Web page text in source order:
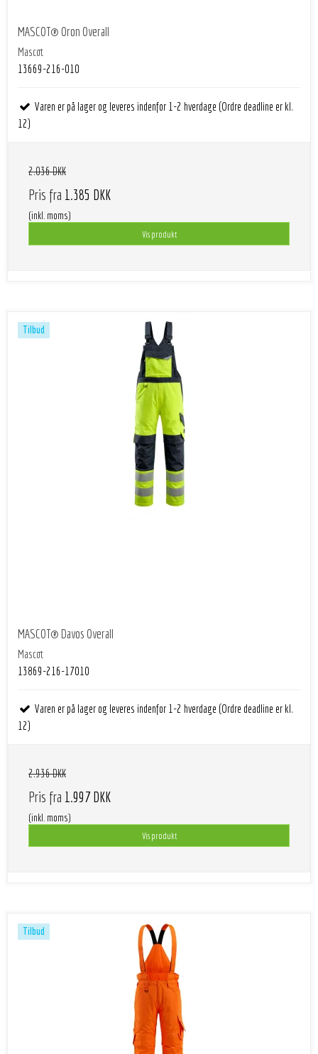
MASCOT® Oron Overall
Mascot
13669-216-010
Varen er på lager og leveres indenfor 1-2 hverdage (Ordre deadline er kl.
12)
2.036 DKK
Pris fra 1.385 DKK
(inkl. moms)
Vis produkt
Tilbud
MASCOT® Davos Overall
Mascot
13869-216-17010
Varen er på lager og leveres indenfor 1-2 hverdage (Ordre deadline er kl.
12)
2.936 DKK
Pris fra 1.997 DKK
(inkl. moms)
Vis produkt
Tilbud